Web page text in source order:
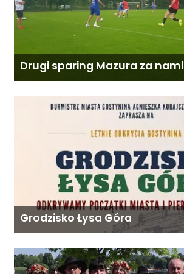
Drugi sparing Mazura za nami
Grodzisko Łysa Góra